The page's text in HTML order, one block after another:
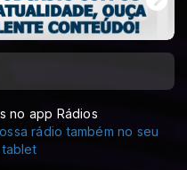
no app Rádios